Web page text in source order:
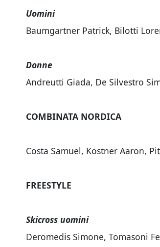
Uomini
Baumgartner Patrick, Bilotti
Donne
Andreutti Giada, De Silvestro
COMBINATA NORDICA
Costa Samuel, Kostner Aaron,
FREESTYLE
Skicross uomini
Deromedis Simone, Tomasoni